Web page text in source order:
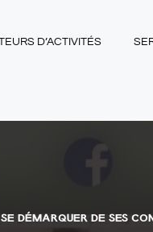
D’ACTIVITÉS
DÉMARQUER DE SES